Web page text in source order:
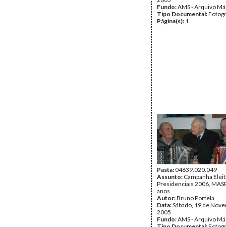
Fundo:AMS - Arquivo
Tipo Documental:
Página(s): 1
Pasta:04639.020.049
Assunto: Campanha
Presidenciais 2006,
anos
Autor:Bruno Portela
Data:Sábado, 19 de
2005
Fundo:AMS - Arquivo